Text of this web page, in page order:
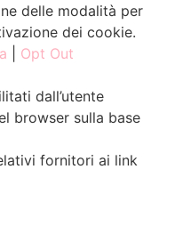
delle modalità per
dei cookie.
Opt Out
dall’utente
browser sulla base
fornitori ai link